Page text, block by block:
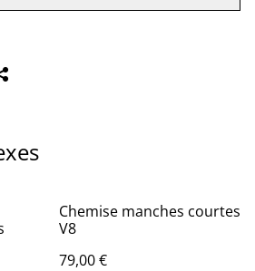
Chemise manches courtes
V8
79,00 €